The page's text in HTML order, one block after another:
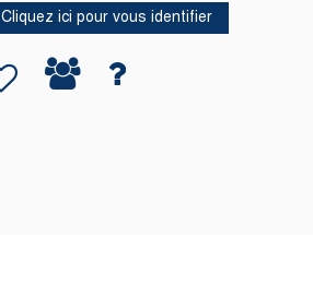
Cliquez ici pour vous identifier